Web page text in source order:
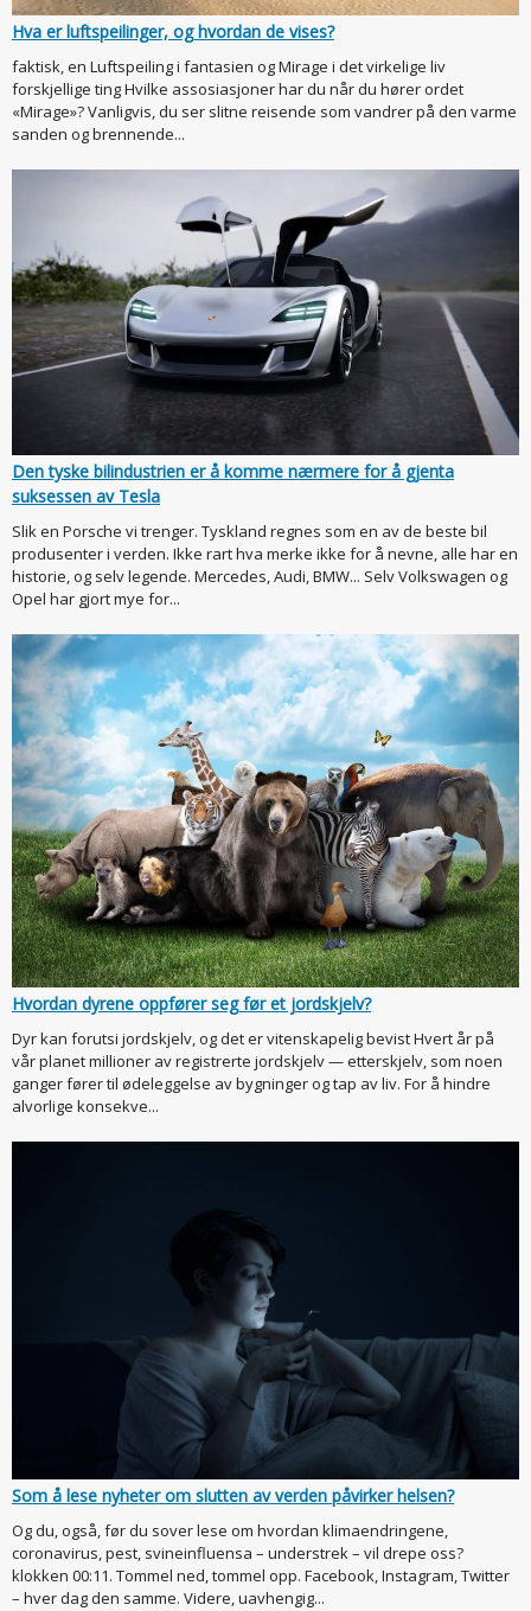
Hva er luftspeilinger, og hvordan de vises?
faktisk, en Luftspeiling i fantasien og Mirage i det virkelige liv
forskjellige ting Hvilke assosiasjoner har du når du hører ordet
«Mirage»? Vanligvis, du ser slitne reisende som vandrer på den varme
sanden og brennende...
Den tyske bilindustrien er å komme nærmere for å gjenta
suksessen av Tesla
Slik en Porsche vi trenger. Tyskland regnes som en av de beste bil
produsenter i verden. Ikke rart hva merke ikke for å nevne, alle har en
historie, og selv legende. Mercedes, Audi, BMW... Selv Volkswagen og
Opel har gjort mye for...
Hvordan dyrene oppfører seg før et jordskjelv?
Dyr kan forutsi jordskjelv, og det er vitenskapelig bevist Hvert år på
vår planet millioner av registrerte jordskjelv — etterskjelv, som noen
ganger fører til ødeleggelse av bygninger og tap av liv. For å hindre
alvorlige konsekve...
Som å lese nyheter om slutten av verden påvirker helsen?
Og du, også, før du sover lese om hvordan klimaendringene,
coronavirus, pest, svineinfluensa – understrek – vil drepe oss?
klokken 00:11. Tommel ned, tommel opp. Facebook, Instagram, Twitter
– hver dag den samme. Videre, uavhengig...